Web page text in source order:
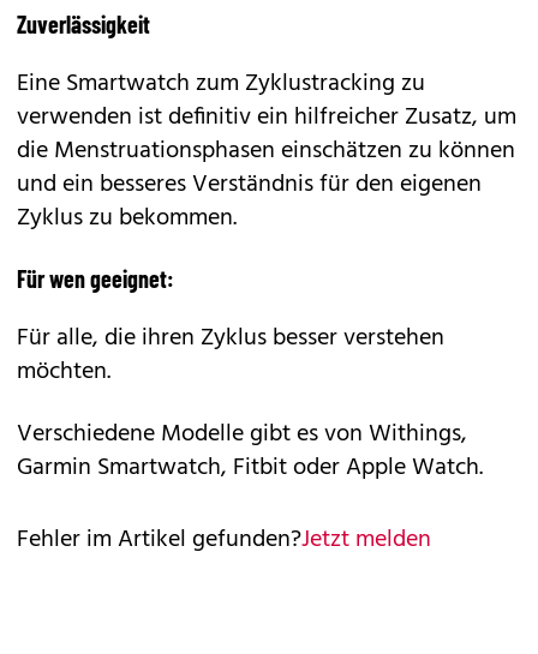
Zuverlässigkeit
Eine Smartwatch zum Zyklustracking zu
verwenden ist definitiv ein hilfreicher Zusatz, um
die Menstruationsphasen einschätzen zu können
und ein besseres Verständnis für den eigenen
Zyklus zu bekommen.
Für wen geeignet:
Für alle, die ihren Zyklus besser verstehen
möchten.
Verschiedene Modelle gibt es von Withings,
Garmin Smartwatch, Fitbit oder Apple Watch.
Fehler im Artikel gefunden?Jetzt melden